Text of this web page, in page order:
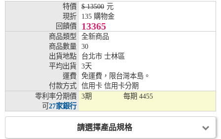
特價
$ 13500 元
現折
135 購物金
回饋價
13365
商品類型
全新商品
商品數量
30
出貨地點
台北市 士林區
平均出貨
3天
運費
免運費，限台灣本島。
付款方式
信用卡 信用卡分期
零利率分期價
可27家銀行
3期 每期 4455
請選擇產品規格
彰化銀行、上海銀行、富邦銀行、國泰世華、
台灣企銀、台中銀行、匯豐銀行、華泰銀行、
臺灣新光銀行、陽信銀行、聯邦銀行、遠東商
銀、元大銀行、永豐銀行、玉山銀行、凱基銀
行、星展銀行、台新銀行、安泰銀行、中國信
託、台灣樂天、三信商銀
兆豐銀行、合作金庫、第一銀行、華南銀行、
彰化銀行、上海銀行、富邦銀行、國泰世華、
台灣企銀、台中銀行、匯豐銀行、華泰銀行、
臺灣新光銀行、陽信銀行、聯邦銀行、遠東商
銀、元大銀行、永豐銀行、玉山銀行、凱基銀
行、星展銀行、台新銀行、安泰銀行、中國信
託、台灣樂天、三信商銀